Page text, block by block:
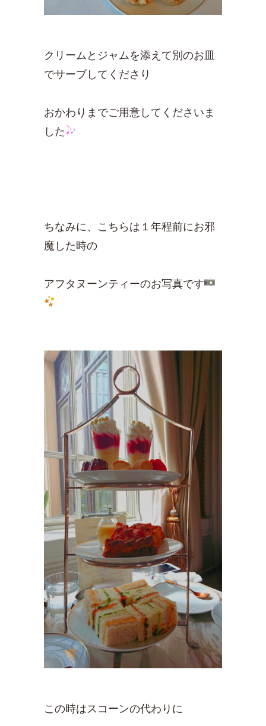
クリームとジャムを添えて別のお皿
でサーブしてくださり
おかわりまでご用意してくださいま
した
ちなみに、こちらは１年程前にお邪
魔した時の
アフタヌーンティーのお写真です
この時はスコーンの代わりに